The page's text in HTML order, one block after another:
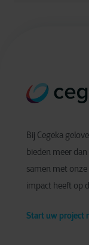
Bij Cegeka
bieden meer
samen met
impact heeft op
Start uw project